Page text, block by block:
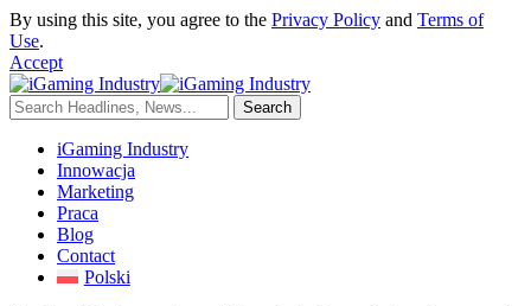
By using this site, you agree to the Privacy Policy and Terms of
Use.
Accept
iGaming Industry
Innowacja
Marketing
Praca
Blog
Contact
Polski